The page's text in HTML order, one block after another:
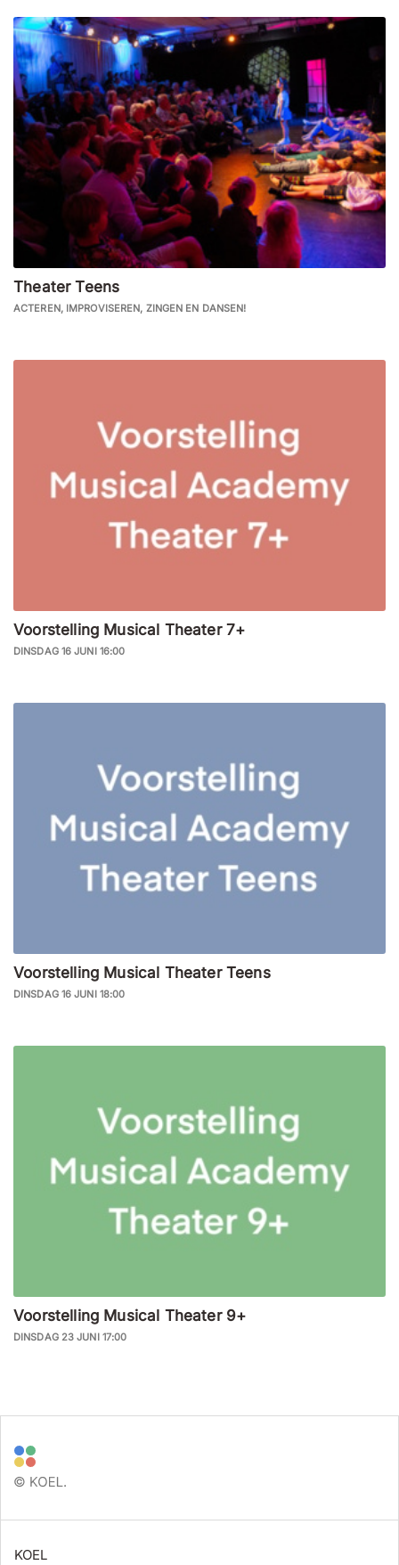
Theater Teens
ACTEREN, IMPROVISEREN, ZINGEN EN DANSEN!
Voorstelling Musical Theater 7+
DINSDAG 16 JUNI 16:00
Voorstelling Musical Theater Teens
DINSDAG 16 JUNI 18:00
Voorstelling Musical Theater 9+
DINSDAG 23 JUNI 17:00
KOEL